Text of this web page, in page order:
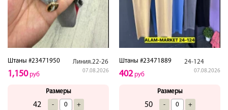
Штаны #23471950 Линия.22-26
07.08.2026
1,150руб
Размеры
42 - +
Штаны #23471889 24-124
07.08.2026
402руб
Размеры
50 - +